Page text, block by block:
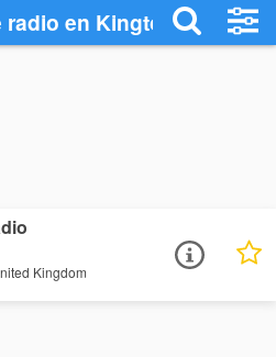
radio en Kington Langley
Kingdom